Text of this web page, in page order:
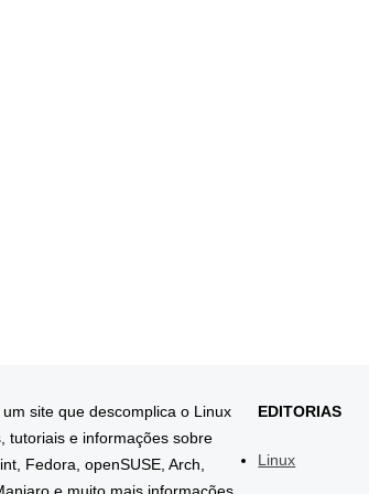
site que descomplica o Linux
tutoriais e informações sobre
Fedora, openSUSE, Arch,
EDITORIAS
Linux